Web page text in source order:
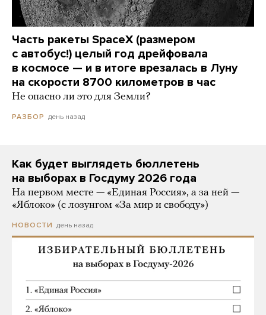
Часть ракеты SpaceX (размером
с автобус!) целый год дрейфовала
в космосе — и в итоге врезалась в Луну
на скорости 8700 километров в час
Не опасно ли это для Земли?
РАЗБОР день назад
Как будет выглядеть бюллетень
на выборах в Госдуму 2026 года
На первом месте — «Единая Россия», а за ней —
«Яблоко» (с лозунгом «За мир и свободу»)
НОВОСТИ день назад